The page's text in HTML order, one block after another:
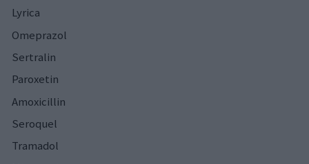
Lyrica
Omeprazol
Sertralin
Paroxetin
Amoxicillin
Seroquel
Tramadol